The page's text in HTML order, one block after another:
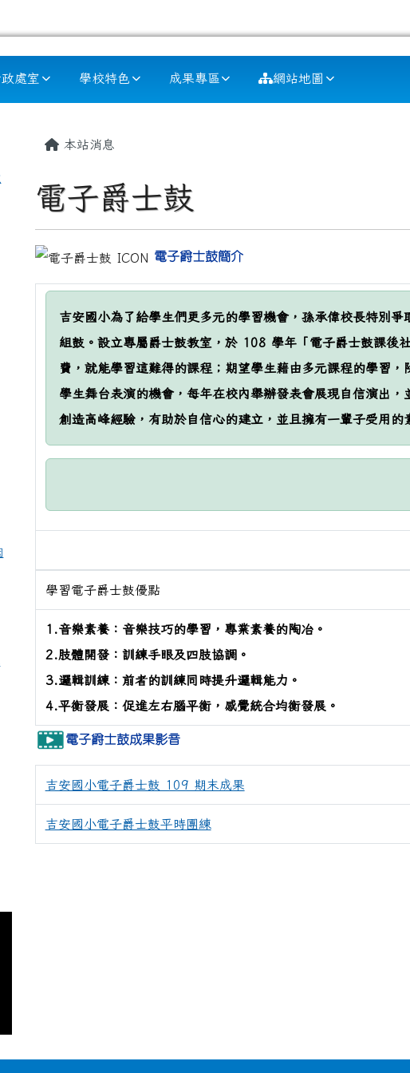
處室 學校特色 成果專區 網站地圖
主內容區域
本站消息
電子爵士鼓
電子爵士鼓簡介
吉安國小為了給學生們更多元的學習機會，孫承偉校長特別
組鼓。設立專屬爵士鼓教室，於 108 學年「電子爵士鼓課後
費，就能學習這難得的課程；期望學生藉由多元課程的學習
學生舞台表演的機會，每年在校內舉辦發表會展現自信演出
創造高峰經驗，有助於自信心的建立，並且擁有一輩子受用的
學習電子爵士鼓優點
1.音樂素養：音樂技巧的學習，專業素養的陶冶。
2.肢體開發：訓練手眼及四肢協調。
3.邏輯訓練：前者的訓練同時提升邏輯能力。
4.平衡發展：促進左右腦平衡，感覺統合均衡發展。
電子爵士鼓成果影音
吉安國小電子爵士鼓 109 期末成果
吉安國小電子爵士鼓平時團練